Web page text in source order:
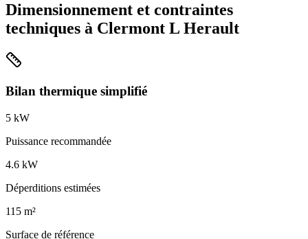
Dimensionnement et contraintes
techniques à Clermont L Herault
Bilan thermique simplifié
5 kW
Puissance recommandée
4.6 kW
Déperditions estimées
115 m²
Surface de référence